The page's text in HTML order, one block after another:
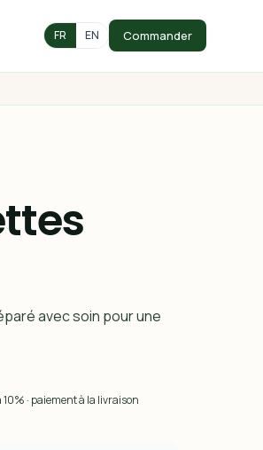
FR EN Commander
avec soin pour une
· paiement à la livraison